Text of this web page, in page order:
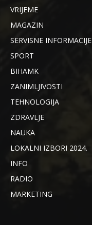
VRIJEME
MAGAZIN
SERVISNE INFORMACIJE
SPORT
BIHAMK
ZANIMLJIVOSTI
TEHNOLOGIJA
ZDRAVLJE
NAUKA
LOKALNI IZBORI 2024.
INFO
RADIO
MARKETING